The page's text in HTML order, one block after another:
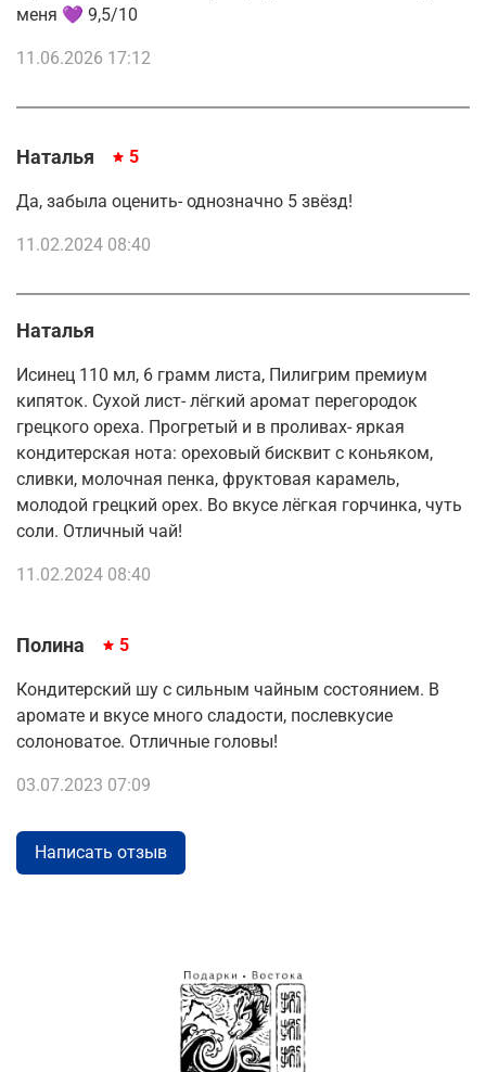
меня 💜 9,5/10
11.06.2026 17:12
Наталья 5
Да, забыла оценить- однозначно 5 звёзд!
11.02.2024 08:40
Наталья
Исинец 110 мл, 6 грамм листа, Пилигрим премиум
кипяток. Сухой лист- лёгкий аромат перегородок
грецкого ореха. Прогретый и в проливах- яркая
кондитерская нота: ореховый бисквит с коньяком,
сливки, молочная пенка, фруктовая карамель,
молодой грецкий орех. Во вкусе лёгкая горчинка, чуть
соли. Отличный чай!
11.02.2024 08:40
Полина 5
Кондитерский шу с сильным чайным состоянием. В
аромате и вкусе много сладости, послевкусие
солоноватое. Отличные головы!
03.07.2023 07:09
Написать отзыв